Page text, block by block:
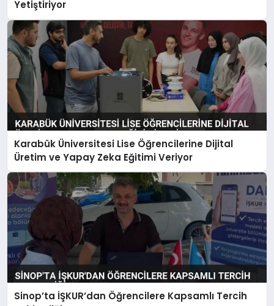
Yetiştiriyor
Karabük Üniversitesi Lise Öğrencilerine Dijital
Üretim ve Yapay Zeka Eğitimi Veriyor
Sinop’ta İŞKUR’dan Öğrencilere Kapsamlı Tercih